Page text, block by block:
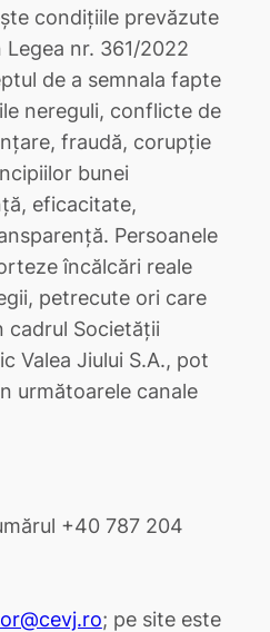
condițiile prevăzute
nr. 361/2022
de a semnala fapte
nereguli, conflicte de
fraudă, corupție
bunei
eficacitate,
Persoanele
încălcări reale
petrecute ori care
cadrul Societății
Valea Jiului S.A., pot
următoarele canale
+40 787 204
; pe site este